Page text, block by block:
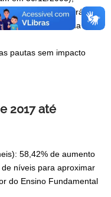
de 2020 será
pauta atendido na
pautas sem impacto
2017 até
58,42% de aumento
níveis para aproximar
do Ensino Fundamental